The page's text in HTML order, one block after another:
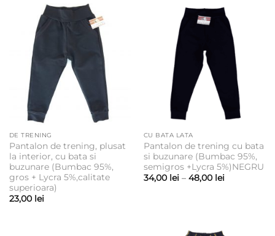
până
la
30,00 lei
DE TRENING
Pantalon de trening, plusat
la interior, cu bata si
buzunare (Bumbac 95%,
gros + Lycra 5%,calitate
superioara)
23,00 lei
CU BATA LATA
Pantalon de trening cu bata
si buzunare (Bumbac 95%,
semigros +Lycra 5%)NEGRU
34,00 lei – 48,00 leiInterval